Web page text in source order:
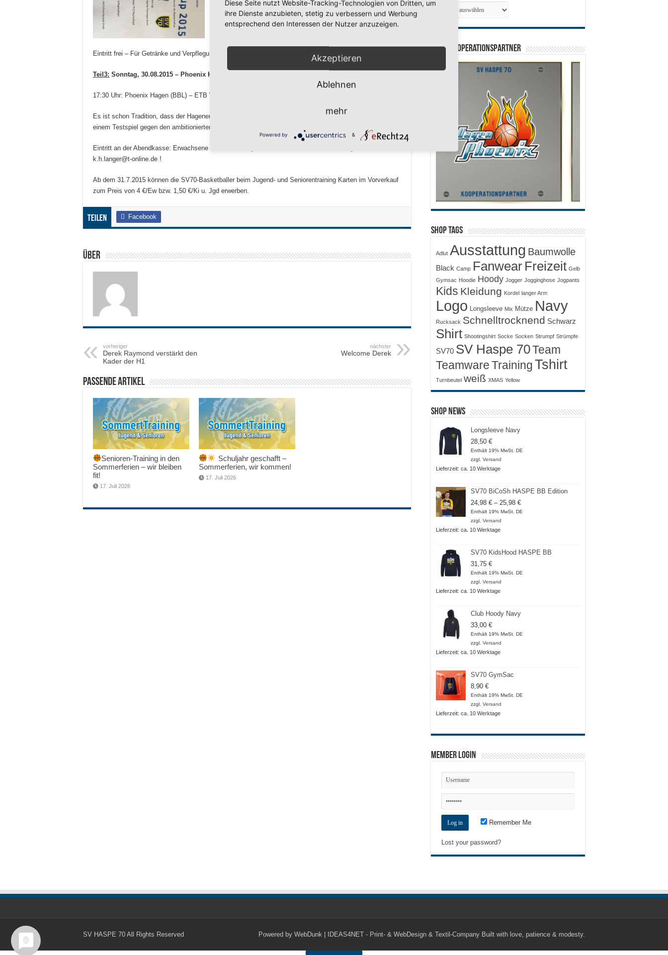
Eintritt frei – Für Getränke und Verpflegung ist gesorgt!
Teil3: Sonntag, 30.08.2015 – Phoenix Hagen zu Gast in Haspe
17:30 Uhr: Phoenix Hagen (BBL) – ETB Wohnbau Baskets Essen (ProA)
Es ist schon Tradition, dass der Hagener Bundesligist in der Hasper Rundsporthalle seinen neuen Kader in
einem Testspiel gegen den ambitionierten ProA-Ligisten ETB Wohnbau Baskets Essen vorstellt.
Eintritt an der Abendkasse: Erwachsene 5 €, Kinder/Jugendliche 2 € – Kartenvorbestellungen unter
k.h.langer@t-online.de !
Ab dem 31.7.2015 können die SV70-Basketballer beim Jugend- und Seniorentraining Karten im Vorverkauf
zum Preis von 4 €/Ew bzw. 1,50 €/Ki u. Jgd erwerben.
Teilen Facebook
Über
vorheriger
Derek Raymond verstärkt den
Kader der H1
nächster
Welcome Derek
Passende Artikel
Senioren-Training in den
Sommerferien – wir bleiben
fit!
17. Juli 2026
Schuljahr geschafft –
Sommerferien, wir kommen!
17. Juli 2026
SV 70 Kooperationspartner
Shop Tags
Adlut Ausstattung Baumwolle
Black Camp Fanwear Freizeit Gelb
Gymsac Hoodie Hoody Jogger Jogginghose Jogpants
Kids Kleidung Kordel langer Arm
Logo Longsleeve Mix Mütze Navy
Rucksack Schnelltrocknend Schwarz
Shirt Shootingshirt Socke Socken Strumpf Strümpfe
SV70 SV Haspe 70Team
Teamware TrainingTshirt
Turnbeutel weiß XMAS Yellow
Shop News
Longsleeve Navy
28,50 €
Enthält 19% MwSt. DE
zzgl. Versand
Lieferzeit: ca. 10 Werktage
SV70 BiCoSh HASPE BB Edition
24,98 € – 25,98 €Preisspanne:
24,98 €
Enthält 19% MwSt. DE
zzgl. Versand
Lieferzeit: ca. 10 Werktage
SV70 KidsHood HASPE BB
31,75 €
Enthält 19% MwSt. DE
zzgl. Versand
Lieferzeit: ca. 10 Werktage
Club Hoody Navy
33,00 €
Enthält 19% MwSt. DE
zzgl. Versand
Lieferzeit: ca. 10 Werktage
SV70 GymSac
8,90 €
Enthält 19% MwSt. DE
zzgl. Versand
Lieferzeit: ca. 10 Werktage
Member Login
Remember Me
Lost your password?
Powered by WebDunk | IDEAS4NET - Print- & WebDesign & Textil-Company Built with love, patience & modesty.
SV HASPE 70 All Rights Reserved
Diese Seite nutzt Website-Tracking-Technologien von Dritten, um
ihre Dienste anzubieten, stetig zu verbessern und Werbung
entsprechend den Interessen der Nutzer anzuzeigen.
Akzeptieren
Ablehnen
mehr
Powered by &